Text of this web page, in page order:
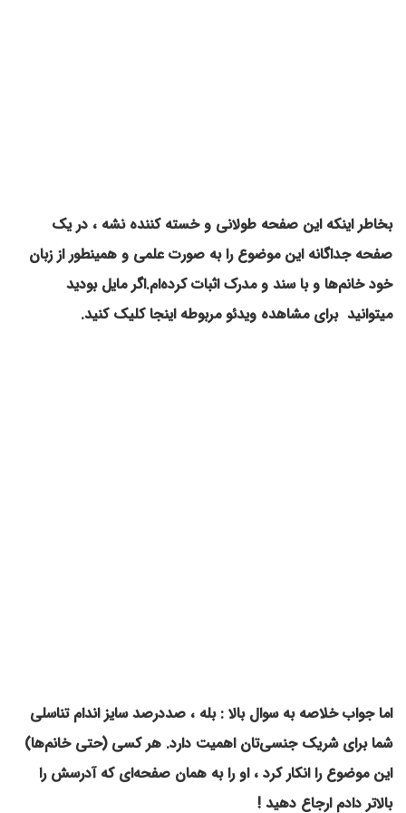
بخاطر اینکه این صفحه طولانی و خسته کننده نشه ، در یک
صفحه جداگانه این موضوع را به صورت علمی و همینطور از زبان
خود خانم‌ها و با سند و مدرک اثبات کرده‌ام.اگر مایل بودید
میتوانید برای مشاهده ویدئو مربوطه اینجا کلیک کنید.
اما جواب خلاصه به سوال بالا : بله ، صددرصد سایز اندام تناسلی
شما برای شریک جنسی‌تان اهمیت دارد. هر کسی (حتی خانم‌ها)
این موضوع را انکار کرد ، او را به همان صفحه‌ای که آدرسش را
بالاتر دادم ارجاع دهید !